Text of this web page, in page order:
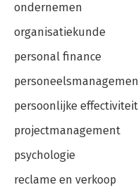
ondernemen
organisatiekunde
personal finance
persoonlijke effectiviteit
projectmanagement
psychologie
reclame en verkoop